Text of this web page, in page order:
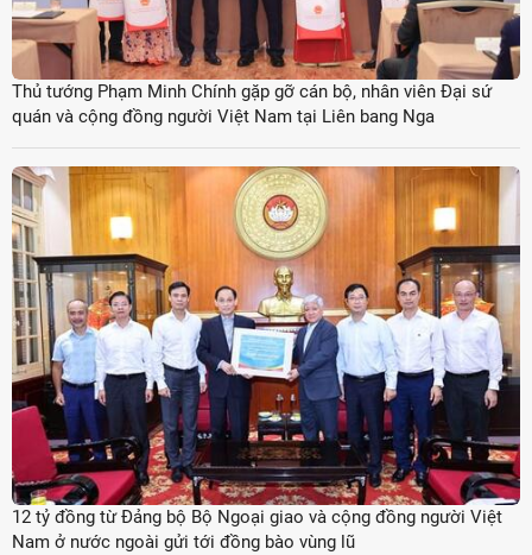
Thủ tướng Phạm Minh Chính gặp gỡ cán bộ, nhân viên Đại sứ
quán và cộng đồng người Việt Nam tại Liên bang Nga
12 tỷ đồng từ Đảng bộ Bộ Ngoại giao và cộng đồng người Việt
Nam ở nước ngoài gửi tới đồng bào vùng lũ